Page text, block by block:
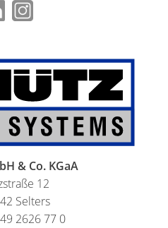
& Co. KGaA
12
Selters
2626 77 0